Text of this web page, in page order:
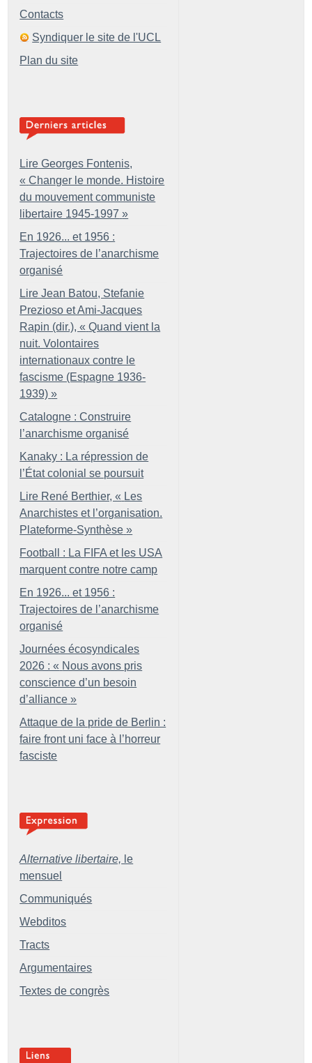
Contacts
Syndiquer le site de l'UCL
Plan du site
Lire Georges Fontenis,
« Changer le monde. Histoire
du mouvement communiste
libertaire 1945-1997 »
En 1926... et 1956 :
Trajectoires de l’anarchisme
organisé
Lire Jean Batou, Stefanie
Prezioso et Ami-Jacques
Rapin (dir.), « Quand vient la
nuit. Volontaires
internationaux contre le
fascisme (Espagne 1936-
1939) »
Catalogne : Construire
l’anarchisme organisé
Kanaky : La répression de
l’État colonial se poursuit
Lire René Berthier, « Les
Anarchistes et l’organisation.
Plateforme-Synthèse »
Football : La FIFA et les USA
marquent contre notre camp
En 1926... et 1956 :
Trajectoires de l’anarchisme
organisé
Journées écosyndicales
2026 : « Nous avons pris
conscience d’un besoin
d’alliance »
Attaque de la pride de Berlin :
faire front uni face à l’horreur
fasciste
Alternative libertaire, le
mensuel
Communiqués
Webditos
Tracts
Argumentaires
Textes de congrès